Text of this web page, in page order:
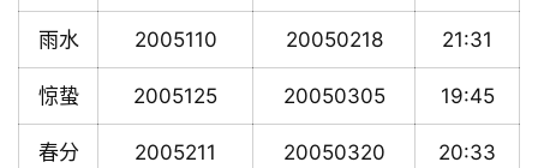
雨水 2005110 20050218 21:31
惊蛰 2005125 20050305 19:45
春分 2005211 20050320 20:33